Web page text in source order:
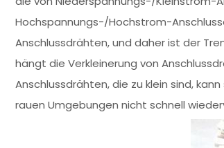
Hochspannungs-/Hochstrom-
Anschlussdrähten, und daher ist der
hängt die Verkleinerung von
Anschlussdrähten, die zu klein sind,
rauen Umgebungen nicht schnell